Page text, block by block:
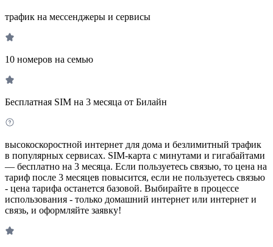
трафик на мессенджеры и сервисы
10 номеров на семью
Бесплатная SIM на 3 месяца от Билайн
высокоскоростной интернет для дома и безлимитный трафик
в популярных сервисах. SIM-карта с минутами и гигабайтами
— бесплатно на 3 месяца. Если пользуетесь связью, то цена на
тариф после 3 месяцев повысится, если не пользуетесь связью
- цена тарифа останется базовой. Выбирайте в процессе
использования - только домашний интернет или интернет и
связь, и оформляйте заявку!